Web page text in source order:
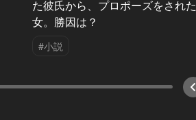
た彼氏から、プロポーズをされた
女。勝因は？
#小説